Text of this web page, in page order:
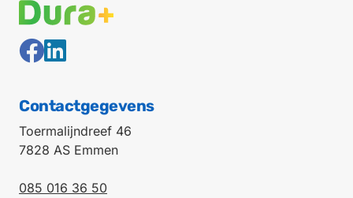
Contactgegevens
Toermalijndreef 46
7828 AS Emmen
085 016 36 50